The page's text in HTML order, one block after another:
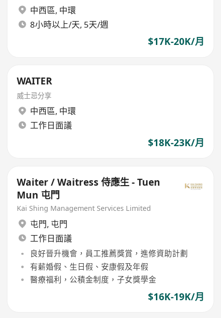
中西區, 中環
8小時以上/天, 5天/週
$17K-20K/月
WAITER
威士忌分享
中西區, 中環
工作日面議
$18K-23K/月
Waiter / Waitress 侍應生 - Tuen
Mun 屯門
Kai Shing Management Services Limited
屯門, 屯門
工作日面議
良好晉升機會，員工推薦獎賞，進修資助計劃
有薪婚假、生日假、安康假及年假
醫療福利，公積金制度，子女獎學金
$16K-19K/月